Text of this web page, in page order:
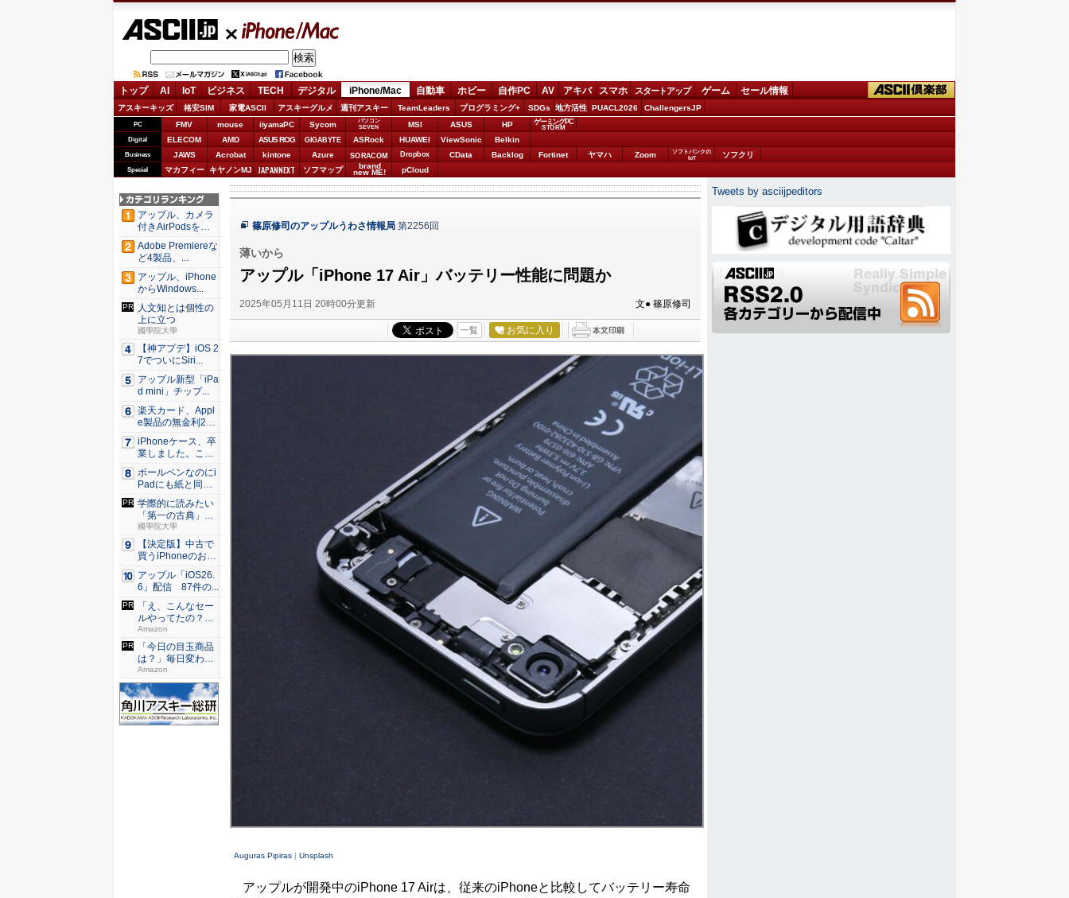
iPhone/Mac
トップ AI IoT ビジネス TECH デジタル iPhone/Mac 自動車 ホビー 自作PC AV アキバ スマホ スタートアップ ゲーム セール情報
アスキーキッズ 格安SIM 家電ASCII アスキーグルメ 週刊アスキー TeamLeaders プログラミング+ SDGs 地方活性 PUACL2026 ChallengersJP
PC FMV mouse iiyamaPC Sycom
パソコン
SEVEN
MSI ASUS HP ゲーミングPC
STORM
Digital ELECOM AMD ASUS ROG GIGABYTE ASRock HUAWEI ViewSonic Belkin
Business JAWS Acrobat kintone Azure SORACOM Dropbox CData Backlog Fortinet ヤマハ Zoom
ソフトバンクの
IoT
ソフクリ
Special マカフィー キヤノンMJ JAPANNEXT ソフマップ brand
new ME! pCloud
篠原修司のアップルうわさ情報局 第2256回
薄いから
アップル「iPhone 17 Air」バッテリー性能に問題か
2025年05月11日 20時00分更新 文● 篠原修司
一覧 お気に入り
Auguras Pipiras | Unsplash
アップルが開発中のiPhone 17 Airは、従来のiPhoneと比較してバッテリー寿命
アップル、カメラ
付きAirPodsを年
内...
Adobe Premiereな
ど4製品、...
アップル、iPhone
からWindows...
人文知とは個性の
上に立つ
國學院大學
【神アプデ】iOS 2
7でついにSiri...
アップル新型「iPa
d mini」チップ...
楽天カード、Appl
e製品の無金利24
回...
iPhoneケース、卒
業しました。これ
か...
ボールペンなのにi
Padにも紙と同じ
滑ら...
学際的に読みたい
「第一の古典」日
本書紀
國學院大學
【決定版】中古で
買うiPhoneのおす
す...
アップル「iOS26.
6」配信 87件の...
「え、こんなセー
ルやってたの？」
80％O...
Amazon
「今日の目玉商品
は？」毎日変わる
Amaz...
Amazon
Tweets by asciijpeditors